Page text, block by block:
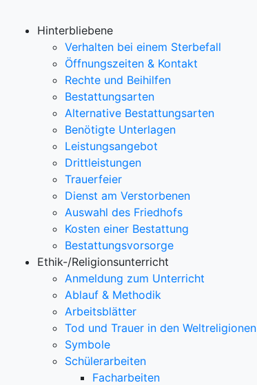
Hinterbliebene
Verhalten bei einem Sterbefall
Öffnungszeiten & Kontakt
Rechte und Beihilfen
Bestattungsarten
Alternative Bestattungsarten
Benötigte Unterlagen
Leistungsangebot
Drittleistungen
Trauerfeier
Dienst am Verstorbenen
Auswahl des Friedhofs
Kosten einer Bestattung
Bestattungsvorsorge
Ethik-/Religionsunterricht
Anmeldung zum Unterricht
Ablauf & Methodik
Arbeitsblätter
Tod und Trauer in den Weltreligionen
Symbole
Schülerarbeiten
Facharbeiten